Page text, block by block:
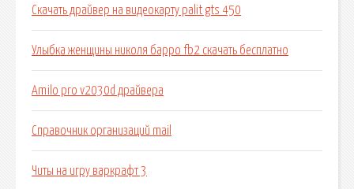
Скачать драйвер на видеокарту palit gts 450
Улыбка женщины николя барро fb2 скачать бесплатно
Amilo pro v2030d драйвера
Справочник организаций mail
Читы на игру варкрафт 3